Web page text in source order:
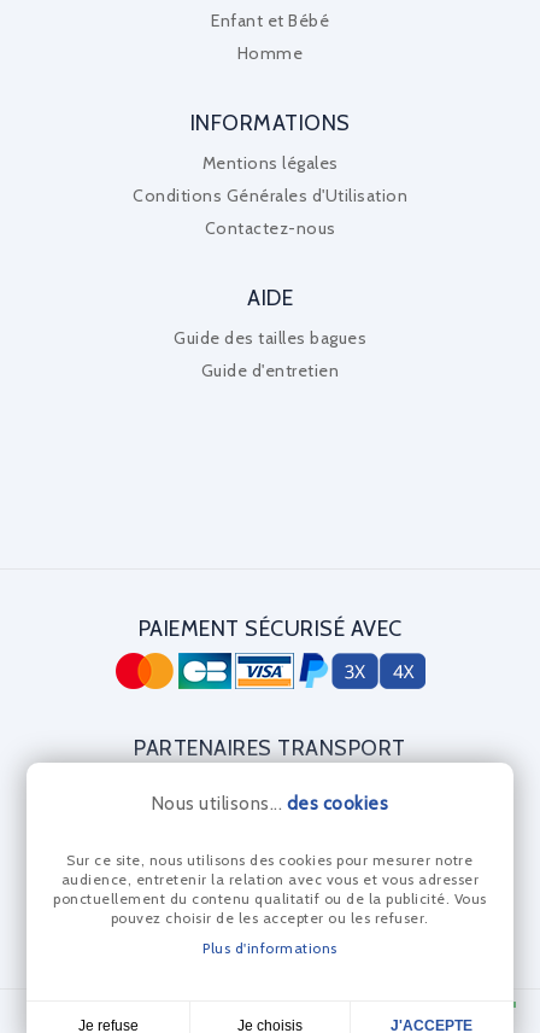
Enfant et Bébé
Homme
INFORMATIONS
Mentions légales
Conditions Générales d'Utilisation
Contactez-nous
AIDE
Guide des tailles bagues
Guide d'entretien
Nous utilisons... des cookies
Sur ce site, nous utilisons des cookies pour mesurer notre
audience, entretenir la relation avec vous et vous adresser
ponctuellement du contenu qualitatif ou de la publicité. Vous
pouvez choisir de les accepter ou les refuser.
Plus d'informations
Je refuse Je choisis J'ACCEPTE
PAIEMENT SÉCURISÉ AVEC
PARTENAIRES TRANSPORT
CERTIFICAT DIAMANT
© Les Anneaux Bleus 2024 - Réalisation Dream me up